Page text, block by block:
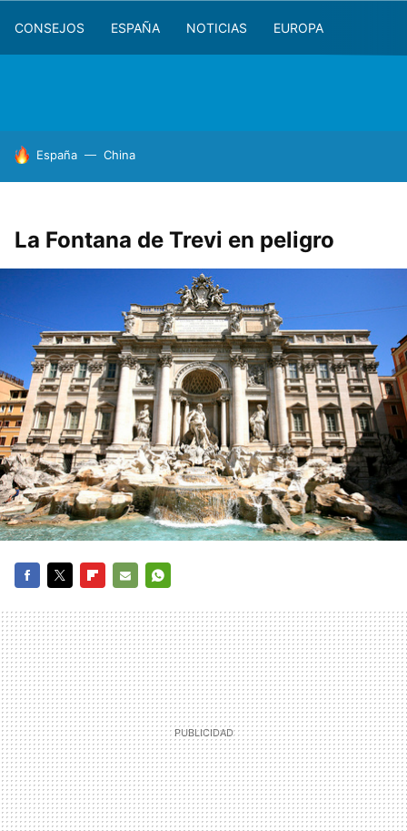
CONSEJOS ESPAÑA NOTICIAS EUROPA
HOY SE HABLA DE
España China
La Fontana de Trevi en peligro
MAIL